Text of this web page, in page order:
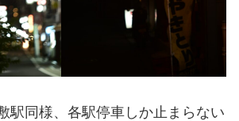
駅同様、各駅停車しか止まらない